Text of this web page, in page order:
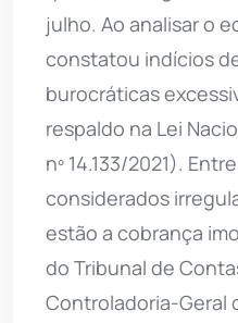
julho. Ao analisar o
constatou indícios
burocráticas
respaldo na Lei
nº 14.133/2021).
considerados
estão a cobrança
do Tribunal de
Controladoria-Geral